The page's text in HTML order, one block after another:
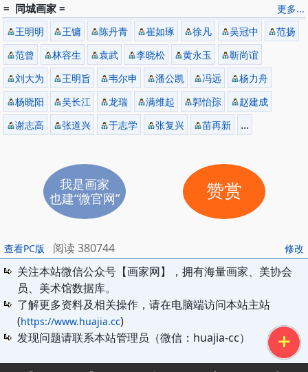
更多...
= 同城画家 =
王明明 王镛 陈丹青 崔如琢 徐凡 吴冠中
范扬
范曾
林容生 袁武 李晓松 黄永玉
靳尚谊
刘大为
王明旨 韦尔申 潘公凯 冯远
杨力舟
杨晓阳
吴长江 龙瑞 满维起 郭怡孮
赵建成
谢志高
张道兴 于志学 张复兴 苗再新 ...
我是画家
也建“微官网”
赞赏
修改
查看PC版
阅读 380744
关注本站微信公众号【画家网】，拥有海量画家、美协会
员、美术馆数据库。
了解更多资料及相关操作，请在电脑端访问本站主站
(https://www.huajia.cc)
发现问题请联系本站管理员（微信：huajia-cc）